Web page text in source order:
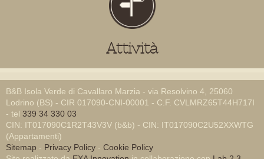
Attività
B&B Isola Verde di Cavallaro Marzia - via Resolvino 4, 25060
Lodrino (BS) - CIR 017090-CNI-00001 - C.F. CVLMRZ65T44H717I
- tel 339 34 330 03
CIN: IT017090C1R2T43V3V (b&b) - CIN: IT017090C2U52XXWTG
(Appartamenti)
Sitemap - Privacy Policy - Cookie Policy